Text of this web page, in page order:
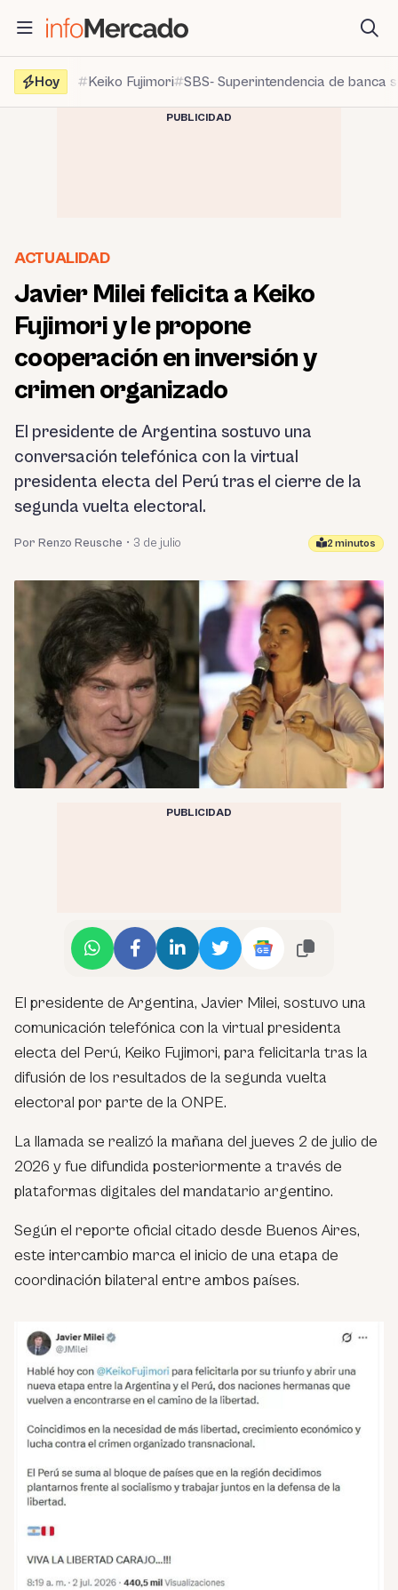
contenido
Hoy
Keiko Fujimori SBS- Superintendencia de banca
PUBLICIDAD
ACTUALIDAD
Javier Milei felicita a Keiko
Fujimori y le propone
cooperación en inversión y
crimen organizado
El presidente de Argentina sostuvo una
conversación telefónica con la virtual
presidenta electa del Perú tras el cierre de la
segunda vuelta electoral.
Por Renzo Reusche • 3 de julio 2 minutos
PUBLICIDAD
El presidente de Argentina, Javier Milei, sostuvo una
comunicación telefónica con la virtual presidenta
electa del Perú, Keiko Fujimori, para felicitarla tras la
difusión de los resultados de la segunda vuelta
electoral por parte de la ONPE.
La llamada se realizó la mañana del jueves 2 de julio de
2026 y fue difundida posteriormente a través de
plataformas digitales del mandatario argentino.
Según el reporte oficial citado desde Buenos Aires,
este intercambio marca el inicio de una etapa de
coordinación bilateral entre ambos países.